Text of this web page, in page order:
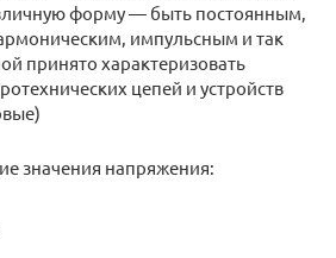
форму — быть постоянным,
импульсным и так
принято характеризовать
цепей и устройств
значения напряжения: